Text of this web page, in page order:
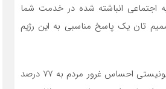
اجتماعی انباشته شده در خدمت شما
تان یک پاسخ مناسبی به این رژیم
حجت الاسلام امیدی تصریح کرد : بعد از عملیات های موشکی ایران علیه رژیم صهیونیستی احساس غرور مردم به ۷۷ درصد